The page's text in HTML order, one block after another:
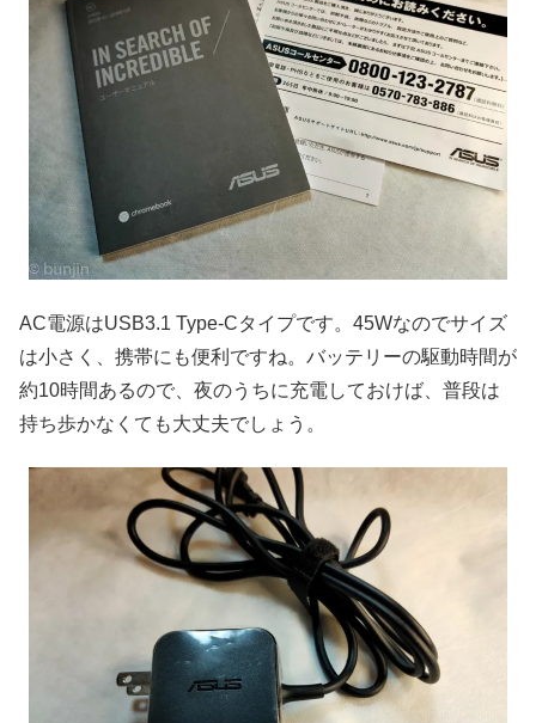
AC電源はUSB3.1 Type-Cタイプです。45Wなのでサイズ
は小さく、携帯にも便利ですね。バッテリーの駆動時間が
約10時間あるので、夜のうちに充電しておけば、普段は
持ち歩かなくても大丈夫でしょう。